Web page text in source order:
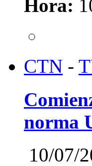
Hora:
CTN -
norma
10/07/